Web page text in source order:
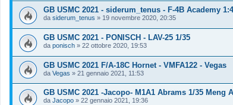
GB USMC 2021 - siderum_tenus - F-4B Academy
da siderum_tenus » 19 novembre 2020, 20:35
GB USMC 2021 - PONISCH - LAV-25 1/35
da ponisch » 22 ottobre 2020, 19:53
GB USMC 2021 F/A-18C Hornet - VMFA122 - Vegas
da Vegas » 21 gennaio 2021, 11:53
GB USMC 2021 -Jacopo- M1A1 Abrams 1/35 Meng
da Jacopo » 22 gennaio 2021, 19:36